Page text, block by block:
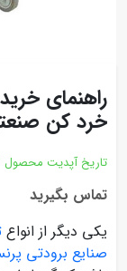
راهنمای
خرد کن
تاریخ آپدیت محصول
تماس بگیرید
یکی دیگر از انواع
صنایع برودتی